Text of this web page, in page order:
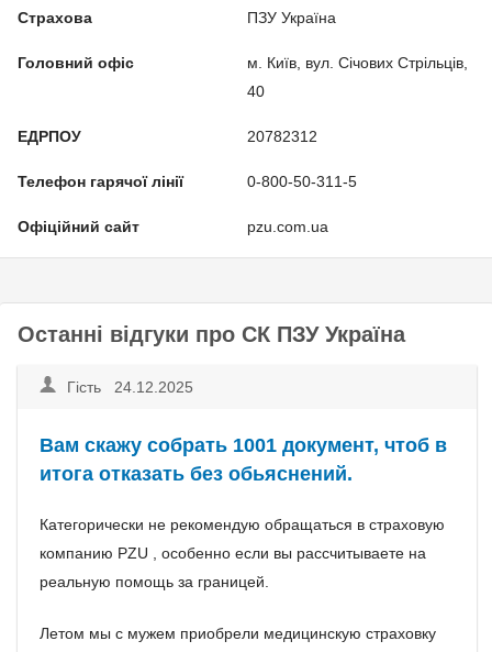
Страхова ПЗУ Україна
Головний офіс
м. Київ, вул. Січових Стрільців,
40
ЕДРПОУ 20782312
Телефон гарячої лінії ​​​​​​​0-800-50-311-5
Офіційний сайт pzu.com.ua
Останні відгуки про СК ПЗУ Україна
Гість 24.12.2025
Вам скажу собрать 1001 документ, чтоб в
итога отказать без обьяснений.
Категорически не рекомендую обращаться в страховую
компанию PZU , особенно если вы рассчитываете на
реальную помощь за границей.
Летом мы с мужем приобрели медицинскую страховку